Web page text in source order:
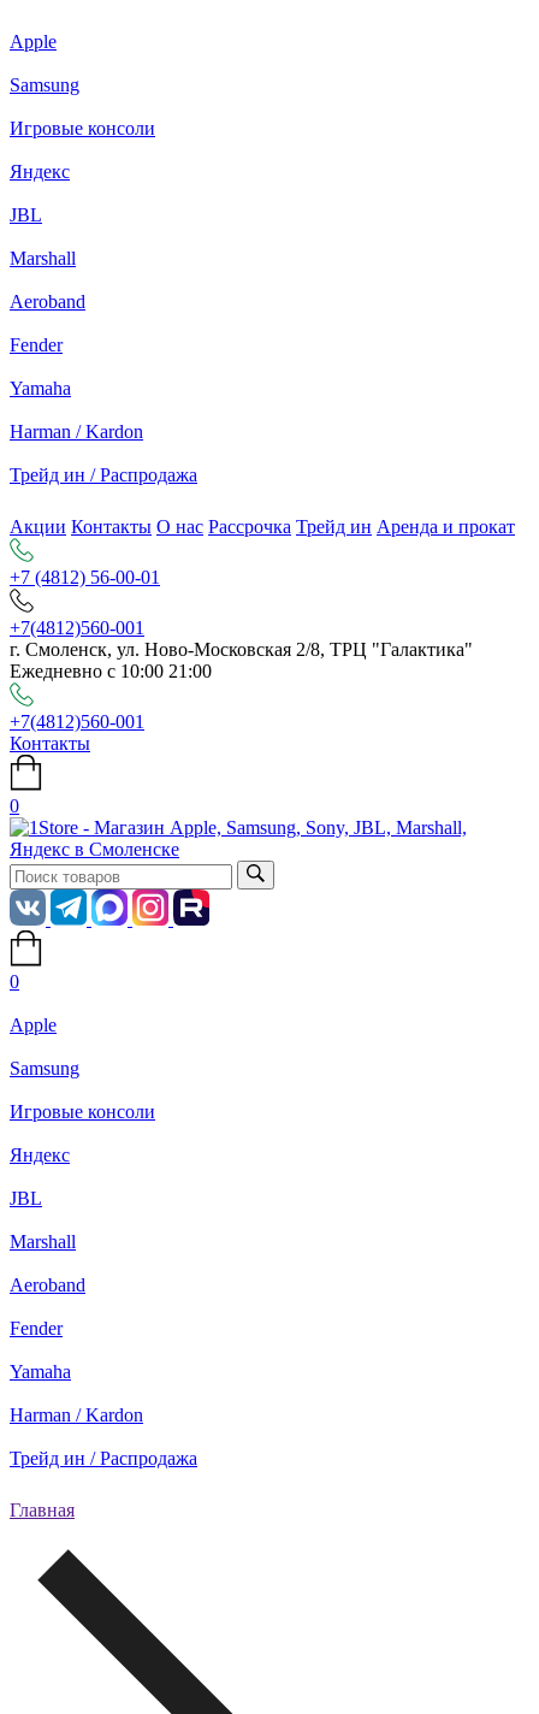
Apple
Samsung
Игровые консоли
Яндекс
JBL
Marshall
Aeroband
Fender
Yamaha
Harman / Kardon
Трейд ин / Распродажа
Акции Контакты О нас Рассрочка Трейд ин Аренда и прокат
+7 (4812) 56-00-01
+7(4812)560-001
г. Смоленск, ул. Ново-Московская 2/8, ТРЦ "Галактика"
Ежедневно с 10:00 21:00
+7(4812)560-001
Контакты
0
0
Apple
Samsung
Игровые консоли
Яндекс
JBL
Marshall
Aeroband
Fender
Yamaha
Harman / Kardon
Трейд ин / Распродажа
Главная